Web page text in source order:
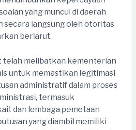
yang muncul di daerah
secara langsung oleh otoritas
berlarut.
telah melibatkan kementerian
untuk memastikan legitimasi
administratif dalam proses
termasuk
dan lembaga pemetaan
yang diambil memiliki